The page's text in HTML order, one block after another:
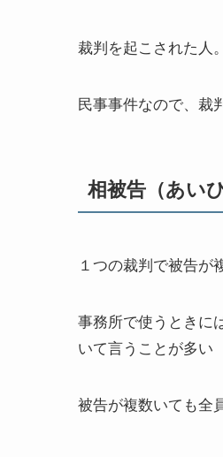
裁判を起こされた人
民事事件なので、裁
相被告（あい
１つの裁判で被告が
事務所で使うときに
いて言うことが多い
被告が複数いても全